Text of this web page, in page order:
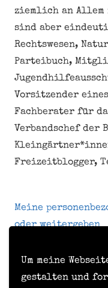
Um meine
gestalten und
ziemlich an
sind aber
Rechtswesen,
Parteibuch,
Vorsitzender
Fachberater für
Verbandschef der
Freizeitblogger,
Meine
oder weitergeben